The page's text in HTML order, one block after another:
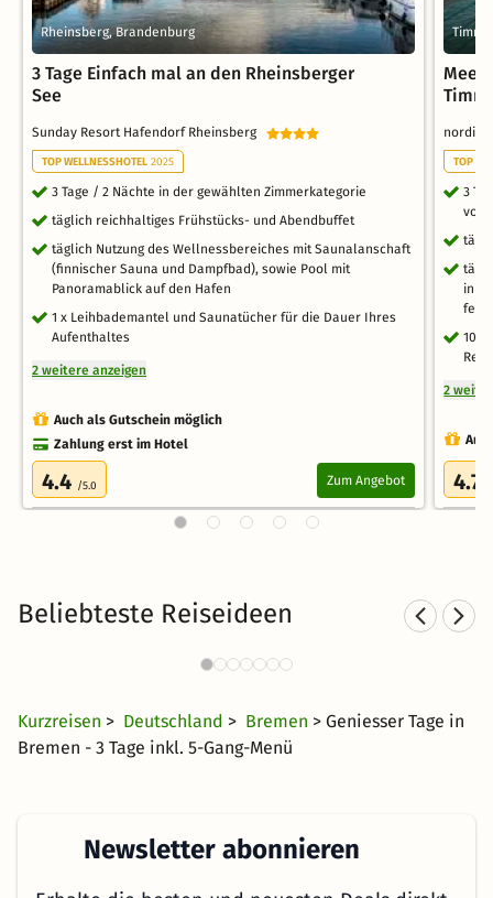
Rheinsberg, Brandenburg
3 Tage Einfach mal an den Rheinsberger
See
Sunday Resort Hafendorf Rheinsberg
TOP WELLNESSHOTEL 2025
3 Tage / 2 Nächte in der gewählten Zimmerkategorie
täglich reichhaltiges Frühstücks- und Abendbuffet
täglich Nutzung des Wellnessbereiches mit Saunalanschaft
(finnischer Sauna und Dampfbad), sowie Pool mit
Panoramablick auf den Hafen
1 x Leihbademantel und Saunatücher für die Dauer Ihres
Aufenthaltes
2 weitere anzeigen
Auch als Gutschein möglich
Zahlung erst im Hotel
4.4 /5.0 Zum Angebot
Meer
TOP
3
vom
10
2
4.7
Beliebteste Reiseideen
Wellness Wochenende in
Kurzreisen > Deutschland > Bremen > Geniesser Tage in
Bremen - 3 Tage inkl. 5-Gang-Menü
Newsletter abonnieren